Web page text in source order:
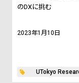
のDXに挑む
2023年1月10日
UTokyo